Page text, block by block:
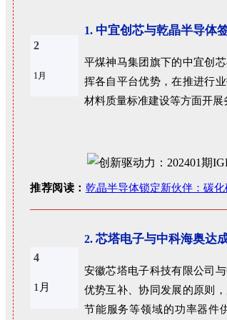
2
1月
1. 中宜创芯与乾晶半导体
平煤神马集团旗下的中宜创
挥各自平台优势，在推进行
材料质量标准建设等方面开展
推荐阅读： 乾晶半导体锁定新伙伴：碳
4
1月
2. 芯塔电子与中科海奥达
安徽芯塔电子科技有限公司
优势互补、协同发展的原则
节能服务等领域的功率器件